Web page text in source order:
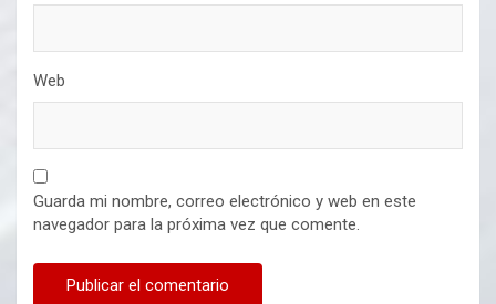
Web
Guarda mi nombre, correo electrónico y web en este
navegador para la próxima vez que comente.